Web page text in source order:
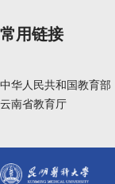
常用链接
中华人民共和国教育部
云南省教育厅